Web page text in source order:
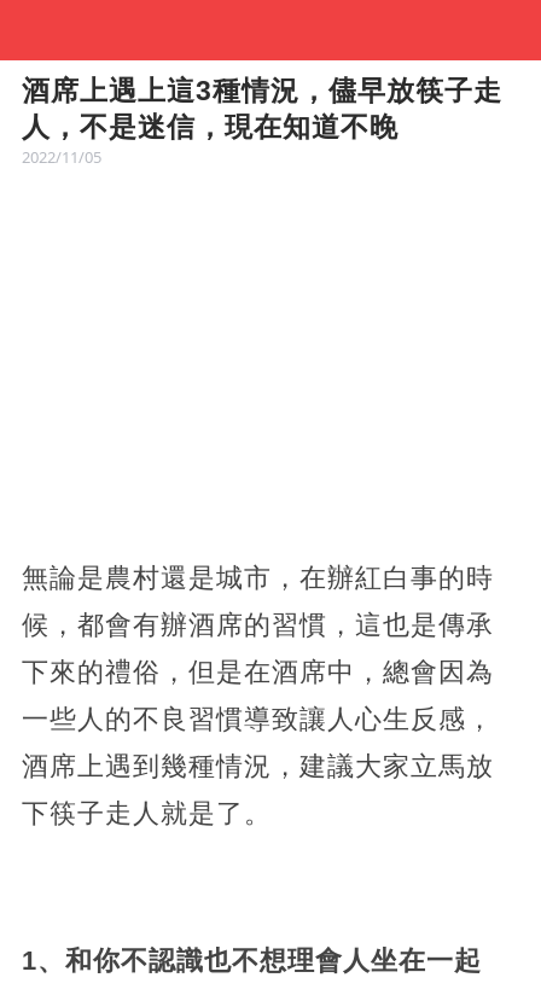
酒席上遇上這3種情況，儘早放筷子走
人，不是迷信，現在知道不晚
2022/11/05
無論是農村還是城市，在辦紅白事的時
候，都會有辦酒席的習慣，這也是傳承
下來的禮俗，但是在酒席中，總會因為
一些人的不良習慣導致讓人心生反感，
酒席上遇到幾種情況，建議大家立馬放
下筷子走人就是了。
1、和你不認識也不想理會人坐在一起